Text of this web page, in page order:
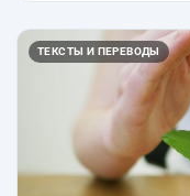
ТЕКСТЫ И ПЕРЕВОДЫ